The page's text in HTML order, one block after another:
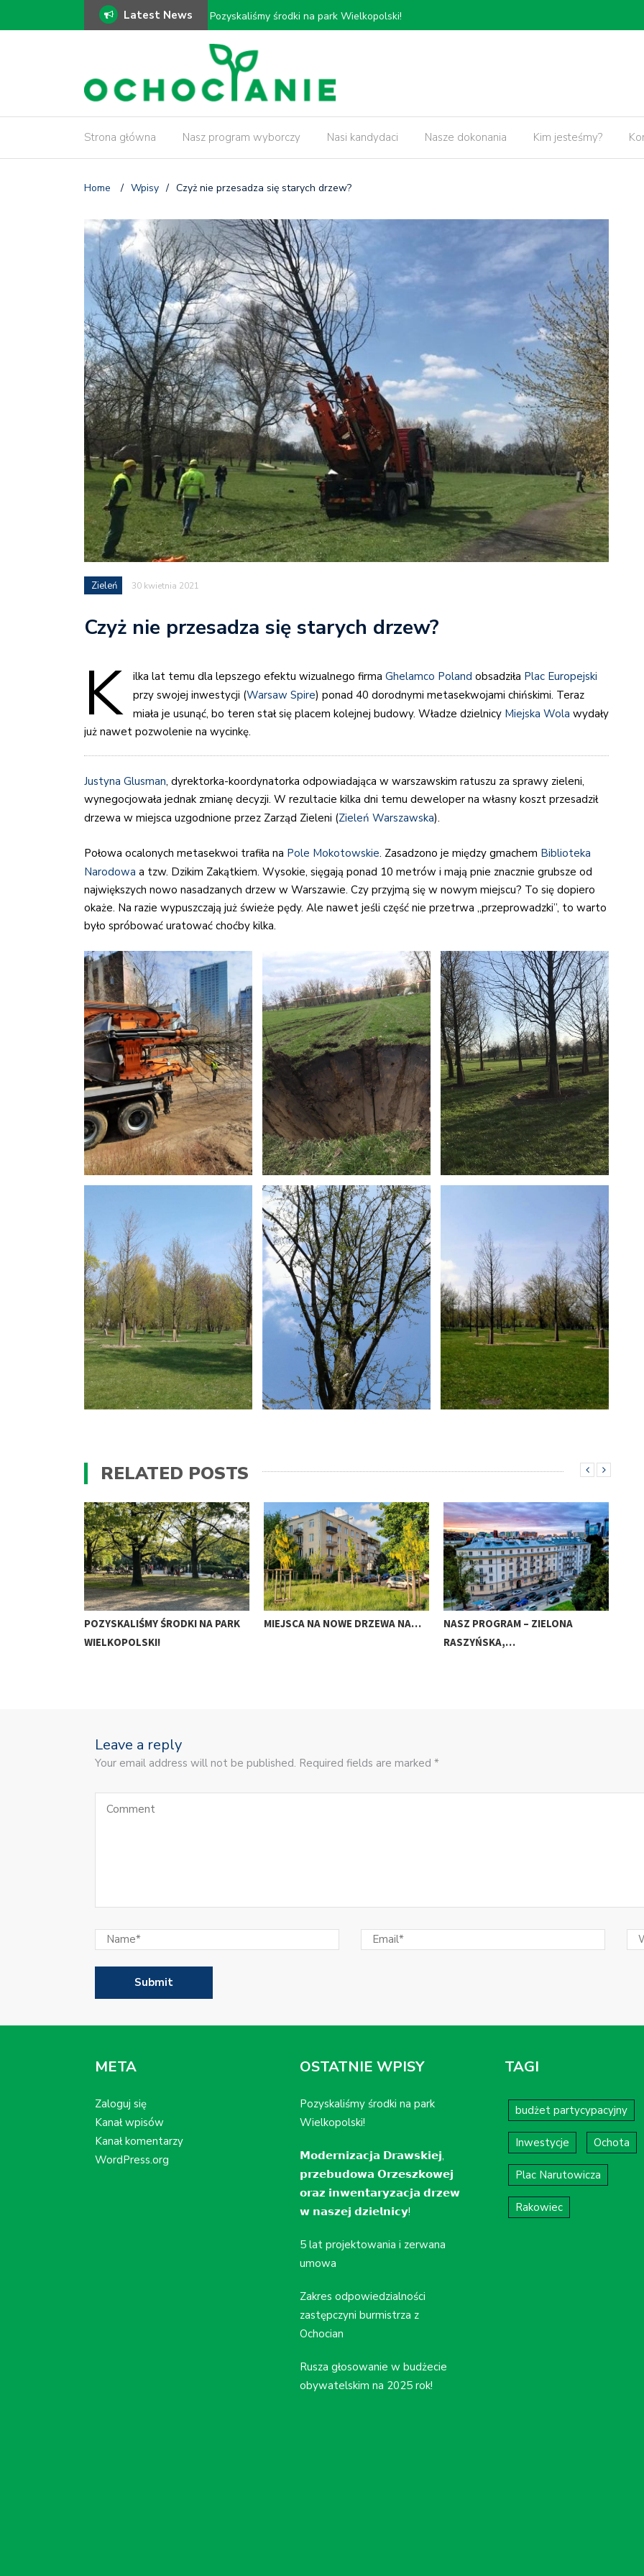
Latest News
𝗠𝗼𝗱𝗲𝗿𝗻𝗶𝘇𝗮𝗰𝗷𝗮 𝗗𝗿𝗮𝘄𝘀𝗸𝗶𝗲𝗷, 𝗽𝗿𝘇𝗲𝗯𝘂𝗱𝗼𝘄𝗮 𝗢𝗿𝘇𝗲𝘀𝘇𝗸𝗼𝘄𝗲𝗷 𝗼𝗿𝗮𝘇
𝗶𝗻𝘄𝗲𝗻𝘁𝗮𝗿𝘆𝘇𝗮𝗰𝗷𝗮 𝗱𝗿𝘇𝗲𝘄 𝘄 𝗻𝗮𝘀𝘇𝗲𝗷 𝗱𝘇𝗶𝗲𝗹𝗻𝗶𝗰𝘆!
Strona główna Nasz program wyborczy Nasi kandydaci Nasze dokonania Kim jesteśmy?
Home / Wpisy / Czyż nie przesadza się starych drzew?
Zieleń 30 kwietnia 2021
Czyż nie przesadza się starych drzew?
K ilka lat temu dla lepszego efektu wizualnego firma Ghelamco Poland obsadziła Plac Europejski
przy swojej inwestycji (Warsaw Spire) ponad 40 dorodnymi metasekwojami chińskimi. Teraz
miała je usunąć, bo teren stał się placem kolejnej budowy. Władze dzielnicy Miejska Wola wydały
już nawet pozwolenie na wycinkę.
Justyna Glusman, dyrektorka-koordynatorka odpowiadająca w warszawskim ratuszu za sprawy zieleni,
wynegocjowała jednak zmianę decyzji. W rezultacie kilka dni temu deweloper na własny koszt przesadził
drzewa w miejsca uzgodnione przez Zarząd Zieleni (Zieleń Warszawska).
Połowa ocalonych metasekwoi trafiła na Pole Mokotowskie. Zasadzono je między gmachem Biblioteka
Narodowa a tzw. Dzikim Zakątkiem. Wysokie, sięgają ponad 10 metrów i mają pnie znacznie grubsze od
największych nowo nasadzanych drzew w Warszawie. Czy przyjmą się w nowym miejscu? To się dopiero
okaże. Na razie wypuszczają już świeże pędy. Ale nawet jeśli część nie przetrwa „przeprowadzki”, to warto
było spróbować uratować choćby kilka.
RELATED POSTS
POZYSKALIŚMY ŚRODKI NA PARK
WIELKOPOLSKI!
MIEJSCA NA NOWE DRZEWA NA…
NASZ PROGRAM – ZIELONA
RASZYŃSKA,…
Leave a reply
Your email address will not be published. Required fields are marked *
META
Zaloguj się
Kanał wpisów
Kanał komentarzy
WordPress.org
OSTATNIE WPISY
Pozyskaliśmy środki na park
Wielkopolski!
𝗠𝗼𝗱𝗲𝗿𝗻𝗶𝘇𝗮𝗰𝗷𝗮 𝗗𝗿𝗮𝘄𝘀𝗸𝗶𝗲𝗷,
𝗽𝗿𝘇𝗲𝗯𝘂𝗱𝗼𝘄𝗮 𝗢𝗿𝘇𝗲𝘀𝘇𝗸𝗼𝘄𝗲𝗷
𝗼𝗿𝗮𝘇 𝗶𝗻𝘄𝗲𝗻𝘁𝗮𝗿𝘆𝘇𝗮𝗰𝗷𝗮 𝗱𝗿𝘇𝗲𝘄
𝘄 𝗻𝗮𝘀𝘇𝗲𝗷 𝗱𝘇𝗶𝗲𝗹𝗻𝗶𝗰𝘆!
5 lat projektowania i zerwana
umowa
Zakres odpowiedzialności
zastępczyni burmistrza z
Ochocian
Rusza głosowanie w budżecie
obywatelskim na 2025 rok!
TAGI
budżet partycypacyjny
Inwestycje Ochota
Plac Narutowicza
Rakowiec